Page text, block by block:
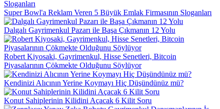
Super Bowl'a Reklam Veren 5 Büyük Emlak Firmasının Sloganları
Dalgalı Gayrimenkul Pazarı ile Başa Çıkmanın 12 Yolu
Robert Kiyosaki, Gayrimenkul, Hisse Senetleri, Bitcoin
Piyasalarının Çökmekte Olduğunu Söylüyor
Kendinizi Alıcının Yerine Koymayı Hiç Düşündünüz mü?
Konut Sahiplerinin Kilidini Açacak 6 Kilit Soru